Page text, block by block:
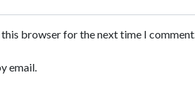
browser for the next time I comment.
email.